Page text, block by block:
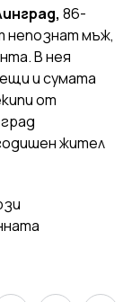
86-
непознат мъж,
В нея
и сумата
от
жител